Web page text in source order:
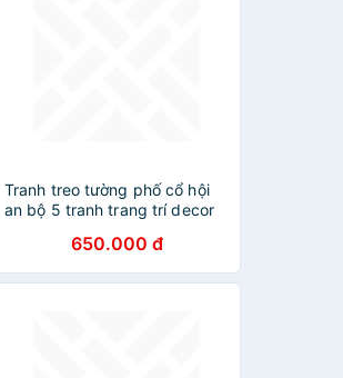
Tranh treo tường phố cổ hội
an bộ 5 tranh trang trí decor
650.000 đ